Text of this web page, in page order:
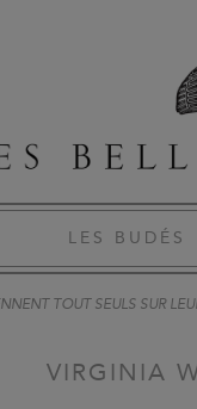
LES BUDÉS
TOUT SEULS SUR
VIRGINIA